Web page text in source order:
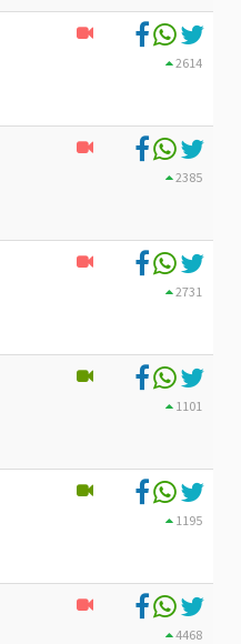
2614
2385
2731
1101
1195
4468